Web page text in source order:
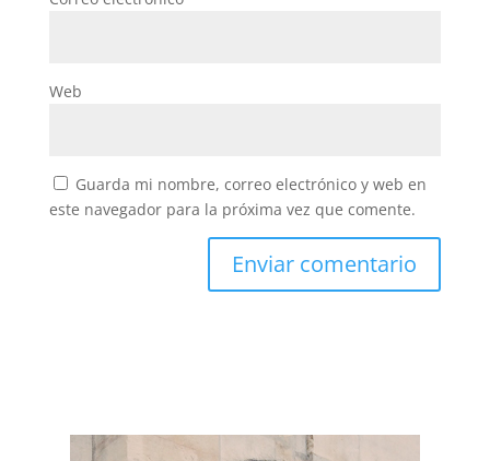
Web
Guarda mi nombre, correo electrónico y web en
este navegador para la próxima vez que comente.